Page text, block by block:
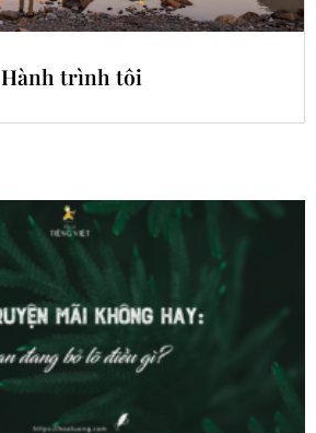
Hành trình tôi